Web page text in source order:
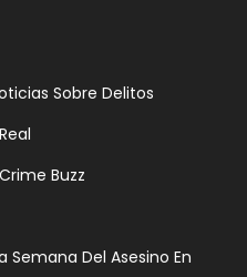
Sobre Delitos
Buzz
Semana Del Asesino En